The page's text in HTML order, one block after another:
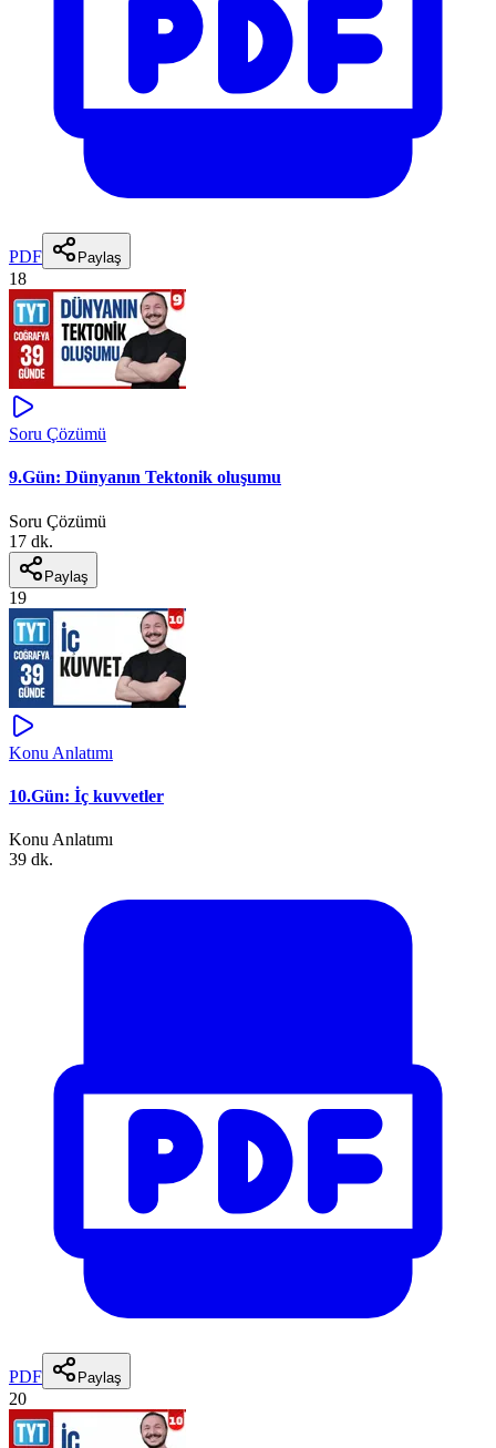
PDF Paylaş
18
Soru Çözümü
9.Gün: Dünyanın Tektonik oluşumu
Soru Çözümü
17 dk.
Paylaş
19
Konu Anlatımı
10.Gün: İç kuvvetler
Konu Anlatımı
39 dk.
PDF Paylaş
20